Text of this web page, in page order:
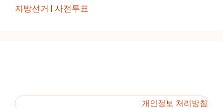
지방선거 | 사전투표
개인정보 처리방침